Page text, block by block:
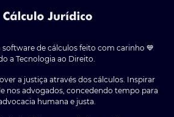
de cálculos feito com carinho 💙
a Tecnologia ao Direito.
a justiça através dos cálculos. Inspirar
nos advogados, concedendo tempo para
humana e justa.